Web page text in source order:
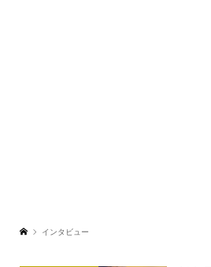
インタビュー